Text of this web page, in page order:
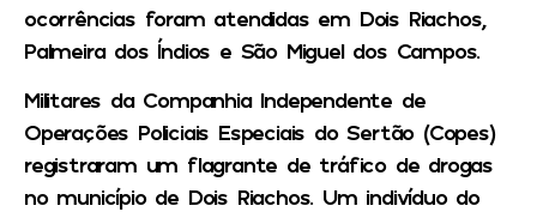
ocorrências foram atendidas em Dois Riachos,
Palmeira dos Índios e São Miguel dos Campos.
Militares da Companhia Independente de
Operações Policiais Especiais do Sertão (Copes)
registraram um flagrante de tráfico de drogas
no município de Dois Riachos. Um indivíduo do